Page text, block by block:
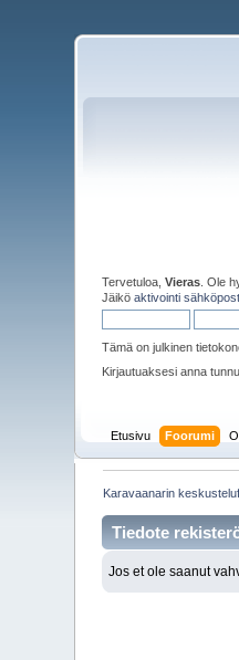
Tervetuloa,Vieras . Ole
Jäiköaktivointi
Tämä on julkinen
Kirjautuaksesi anna
Etusivu Foorumi
Karavaanarin
Tiedote
Jos et ole saanut